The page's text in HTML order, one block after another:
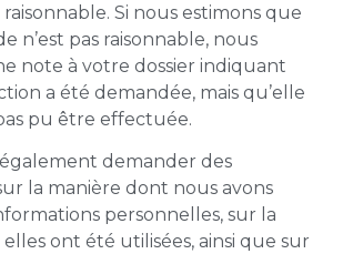
Si nous estimons que
n’est pas raisonnable, nous
note à votre dossier indiquant
a été demandée, mais qu’elle
pu être effectuée.
demander des
la manière dont nous avons
personnelles, sur la
ont été utilisées, ainsi que sur